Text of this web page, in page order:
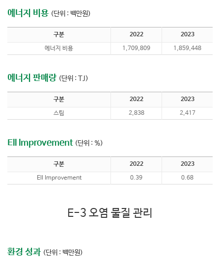
에너지 비용 (단위 : 백만원)
구분 2022
2023
에너지 비용
1,709,809 1,859,448
에너지 판매량 (단위 : TJ)
구분 2022
2023
스팀
2,838 2,417
EII Improvement (단위 : %)
구분 2022
2023
EII Improvement
0.39 0.68
E-3 오염 물질 관리
환경 성과 (단위 : 백만원)